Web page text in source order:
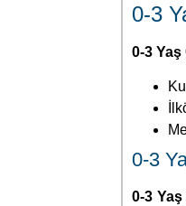
0-3
0-3
0-3
0-3